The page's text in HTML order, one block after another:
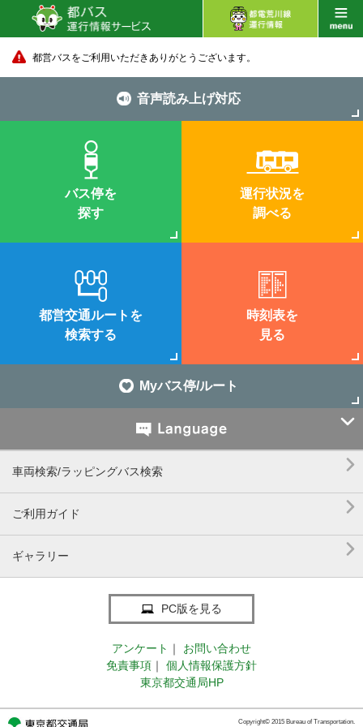
都営バスをご利用いただきありがとうございます。
音声読み上げ対応
バス停を
探す
運行状況を
調べる
都営交通ルートを
検索する
時刻表を
見る
Myバス停/ルート

車両検索/ラッピングバス検索 
ご利用ガイド 
ギャラリー 
PC版を見る
アンケート ｜
お問い合わせ
免責事項 ｜
個人情報保護方針
東京都交通局HP
Copyright© 2015 Bureau of Transportation.